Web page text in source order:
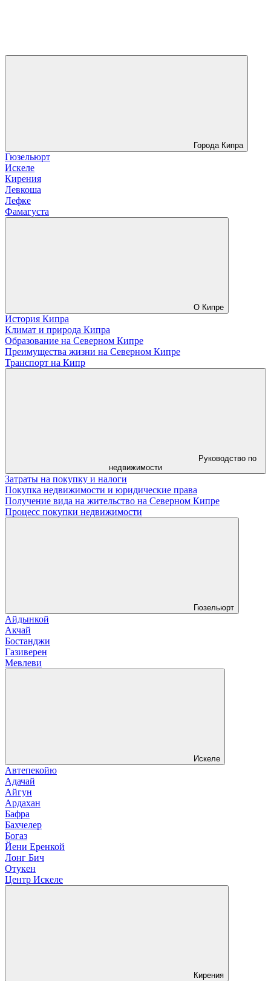
Города Кипра
Гюзельюрт
Искеле
Кирения
Левкоша
Лефке
Фамагуста
О Кипре
История Кипра
Климат и природа Кипра
Образование на Северном Кипре
Преимущества жизни на Северном Кипре
Транспорт на Кипр
Руководство по
недвижимости
Затраты на покупку и налоги
Покупка недвижимости и юридические права
Получение вида на жительство на Северном Кипре
Процесс покупки недвижимости
Гюзельюрт
Айдынкой
Акчай
Бостанджи
Газиверен
Мевлеви
Искеле
Автепекойю
Адачай
Айгун
Ардахан
Бафра
Бахчелер
Богаз
Йени Еренкой
Лонг Бич
Отукен
Центр Искеле
Кирения